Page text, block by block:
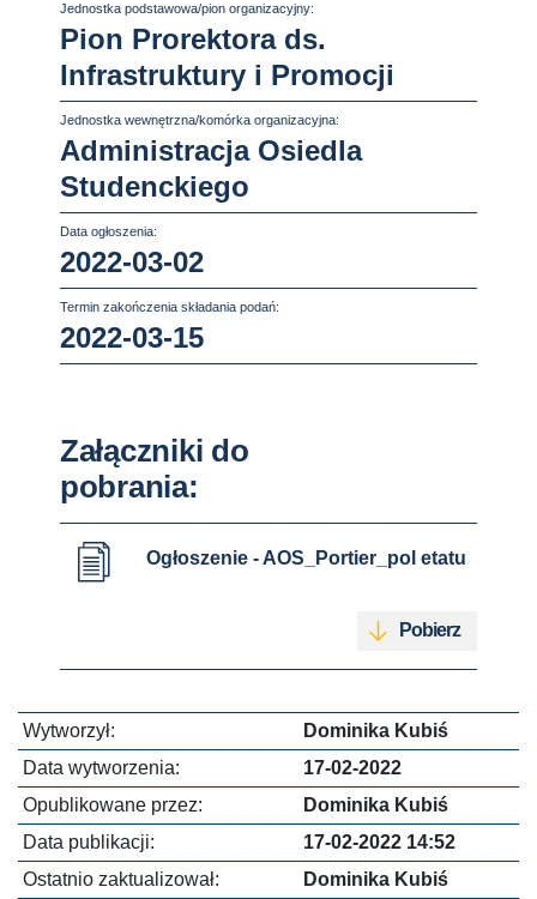
Jednostka podstawowa/pion organizacyjny:
Pion Prorektora ds.
Infrastruktury i Promocji
Jednostka wewnętrzna/komórka organizacyjna:
Administracja Osiedla
Studenckiego
Data ogłoszenia:
2022-03-02
Termin zakończenia składania podań:
2022-03-15
Załączniki do
pobrania:
Ogłoszenie - AOS_Portier_pol etatu
Pobierz
Wytworzył:
Dominika Kubiś
Data wytworzenia:
17-02-2022
Opublikowane przez:
Dominika Kubiś
Data publikacji:
17-02-2022 14:52
Ostatnio zaktualizował:
Dominika Kubiś